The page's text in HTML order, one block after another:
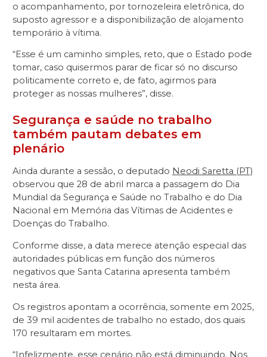
o acompanhamento, por tornozeleira eletrônica, do
suposto agressor e a disponibilização de alojamento
temporário à vítima.
“Esse é um caminho simples, reto, que o Estado pode
tomar, caso quisermos parar de ficar só no discurso
politicamente correto e, de fato, agirmos para
proteger as nossas mulheres”, disse.
Segurança e saúde no trabalho
também pautam debates em
plenário
Ainda durante a sessão, o deputado Neodi Saretta (PT)
observou que 28 de abril marca a passagem do Dia
Mundial da Segurança e Saúde no Trabalho e do Dia
Nacional em Memória das Vítimas de Acidentes e
Doenças do Trabalho.
Conforme disse, a data merece atenção especial das
autoridades públicas em função dos números
negativos que Santa Catarina apresenta também
nesta área.
Os registros apontam a ocorrência, somente em 2025,
de 39 mil acidentes de trabalho no estado, dos quais
170 resultaram em mortes.
“Infelizmente, esse cenário não está diminuindo. Nos